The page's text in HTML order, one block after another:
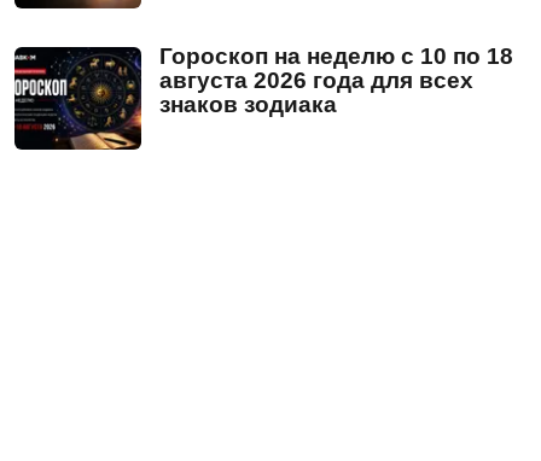
Гороскоп на неделю с 10 по 18
августа 2026 года для всех
знаков зодиака